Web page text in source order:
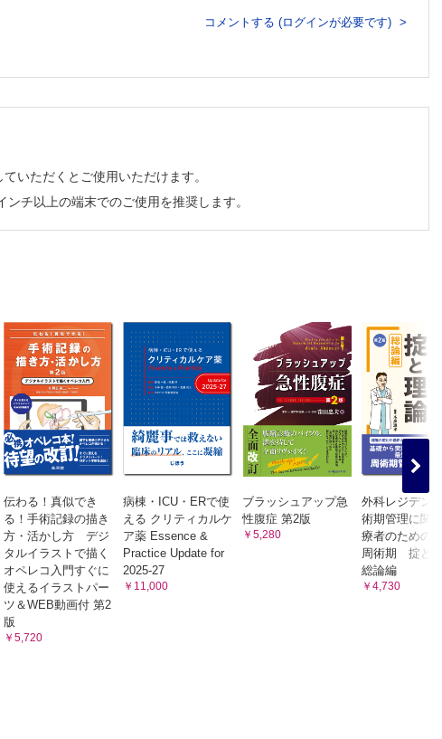
コメントする (ログインが必要です)
いただくとご使用いただけます。
チ以上の端末でのご使用を推奨します。
伝わる！真似でき
る！手術記録の描き
方・活かし方 デジ
タルイラストで描く
オペレコ入門すぐに
使えるイラストパー
ツ＆WEB動画付 第2
版
￥5,720
病棟・ICU・ERで使
える クリティカルケ
ア薬 Essence &
Practice Update for
2025-27
￥11,000
ブラッシュアップ急
性腹症 第2版
￥5,280
外科レジデン
術期管理に関
療者のための
周術期 掟と
総論編
￥4,730